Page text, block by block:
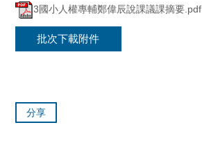
3國小人權專輔鄭偉辰說課議課摘要.pdf
批次下載附件
分享